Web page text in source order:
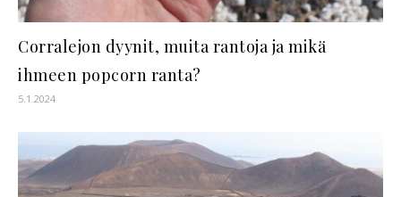
Corralejon dyynit, muita rantoja ja mikä
ihmeen popcorn ranta?
5.1.2024